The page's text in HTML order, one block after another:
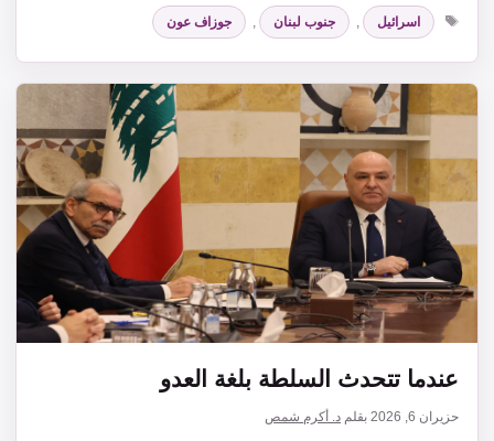
الوسوم
اسرائيل , جنوب لبنان , جوزاف عون
عندما تتحدث السلطة بلغة العدو
حزيران 6, 2026 بقلم د. أكرم شمص